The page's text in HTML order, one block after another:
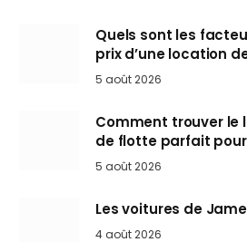
Quels sont les
prix d’une location
5 août 2026
Comment trouver le
de flotte parfait pour
5 août 2026
Les voitures de
4 août 2026